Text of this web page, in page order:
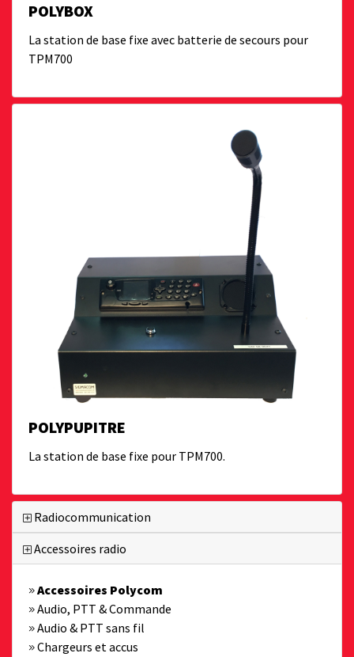
POLYBOX
La station de base fixe avec batterie de secours pour
TPM700
POLYPUPITRE
La station de base fixe pour TPM700.
Radiocommunication
Accessoires radio
Accessoires Polycom
Audio, PTT & Commande
Audio & PTT sans fil
Chargeurs et accus